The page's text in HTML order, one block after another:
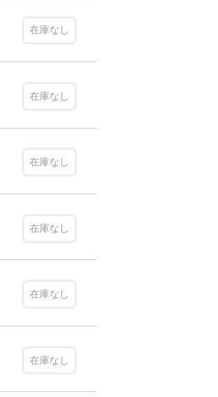
在庫なし
在庫なし
在庫なし
在庫なし
在庫なし
在庫なし